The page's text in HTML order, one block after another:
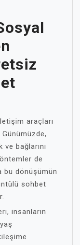
araçları
bağlarını
de
bu dönüşümün
sohbet
insanların